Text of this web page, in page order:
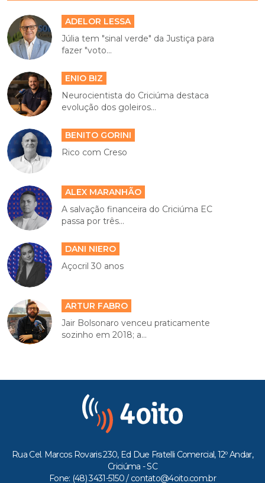
ADELOR LESSA
Júlia tem "sinal verde" da Justiça para
fazer "voto...
ENIO BIZ
Neurocientista do Criciúma destaca
evolução dos goleiros...
BENITO GORINI
Rico com Creso
ALEX MARANHÃO
A salvação financeira do Criciúma EC
passa por três...
DANI NIERO
Açocril 30 anos
ARTUR FABRO
Jair Bolsonaro venceu praticamente
sozinho em 2018; a...
Rua Cel. Marcos Rovaris 230, Ed Due Fratelli Comercial, 12º Andar,
Criciúma - SC
Fone: (48) 3431-5150 / contato@4oito.com.br